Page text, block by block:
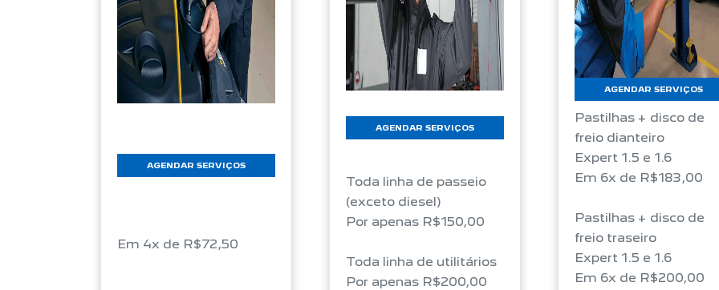
AGENDAR SERVIÇOS
Em 4x de R$72,50
AGENDAR SERVIÇOS
Toda linha de passeio
(exceto diesel)
Por apenas R$150,00
Toda linha de utilitários
Por apenas R$200,00
AGENDAR SERVIÇOS
Pastilhas + disco de
freio dianteiro
Expert 1.5 e 1.6
Em 6x de R$183,00
Pastilhas + disco de
freio traseiro
Expert 1.5 e 1.6
Em 6x de R$200,00